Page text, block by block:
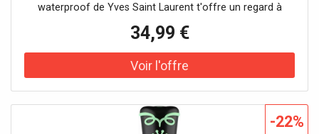
waterproof de Yves Saint Laurent t'offre un regard à
irrésistibles. Sa formule innovante, dotée d'un complexe à
triple film, tient toute la journée sans couler et a été
testée sous contrôle ophtalmologique – elle est donc
idéale pour les yeux sensibles et les porteuses de lentilles
texture onctueuse et d’un noir profond s’applique avec
précision. Oublie les cils courts et clairsemés et découvre
34,99 €
-22%